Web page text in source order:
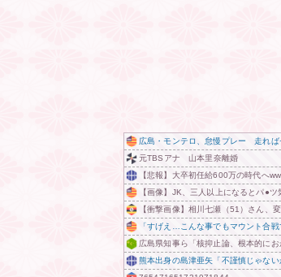
広島・モンテロ、怠慢プレー 走れば
元TBSアナ 山本里奈離婚
【悲報】大卒初任給600万の時代へ
【画像】JK、三人以上になるとパ●
【衝撃画像】相川七瀬（51）さん、
「すげえ…こんな事でもマウント合
広島県知事ら「核抑止論、根本的にお
熊本出身の島津亜矢「不謹慎じゃな